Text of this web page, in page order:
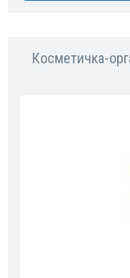
Косметичка-